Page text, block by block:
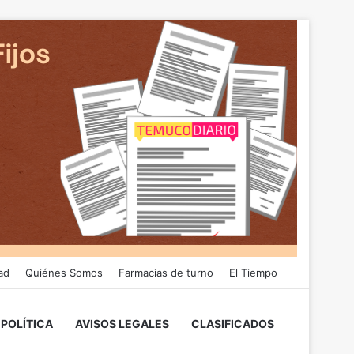
Quiénes Somos Farmacias de turno El Tiempo
POLÍTICA AVISOS LEGALES CLASIFICADOS